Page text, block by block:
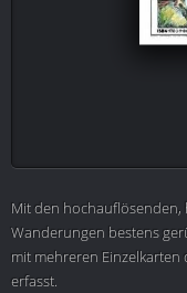
Mit den
Wanderungen bestens
mit mehreren Einzelkarten
erfasst.